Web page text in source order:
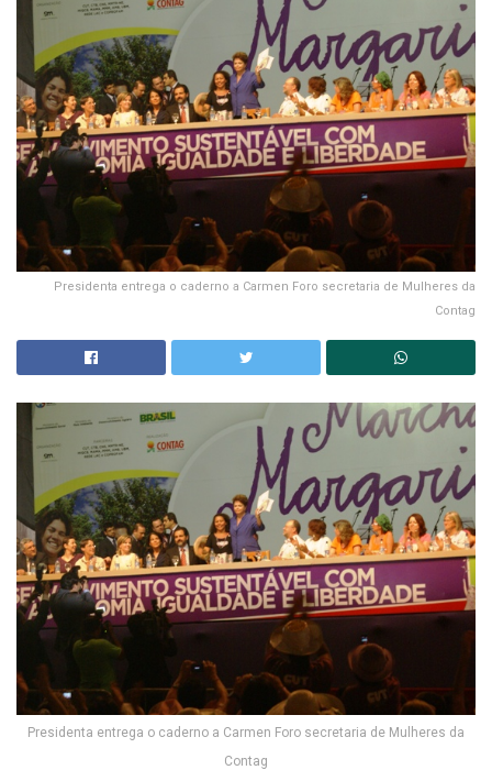
Presidenta entrega o caderno a Carmen Foro secretaria de Mulheres da
Contag
Presidenta entrega o caderno a Carmen Foro secretaria de Mulheres da
Contag